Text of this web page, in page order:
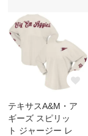
テキサスA&M・ア
ギーズ スピリッ
ト ジャージー レ